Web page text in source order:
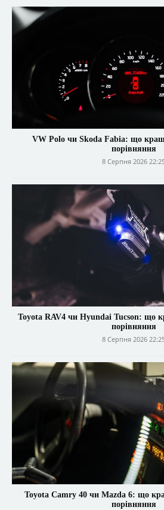
VW Polo чи Skoda Fabia: що
порівняння
8 Серпня 2026
Toyota RAV4 чи Hyundai Tucson: що
порівняння
8 Серпня 2026
Toyota Camry 40 чи Mazda 6: що
порівняння